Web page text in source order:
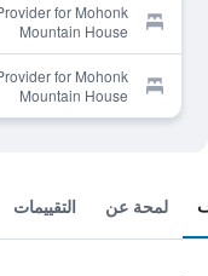
for Mohonk
Mountain House
for Mohonk
Mountain House
لمحة عن التقييمات